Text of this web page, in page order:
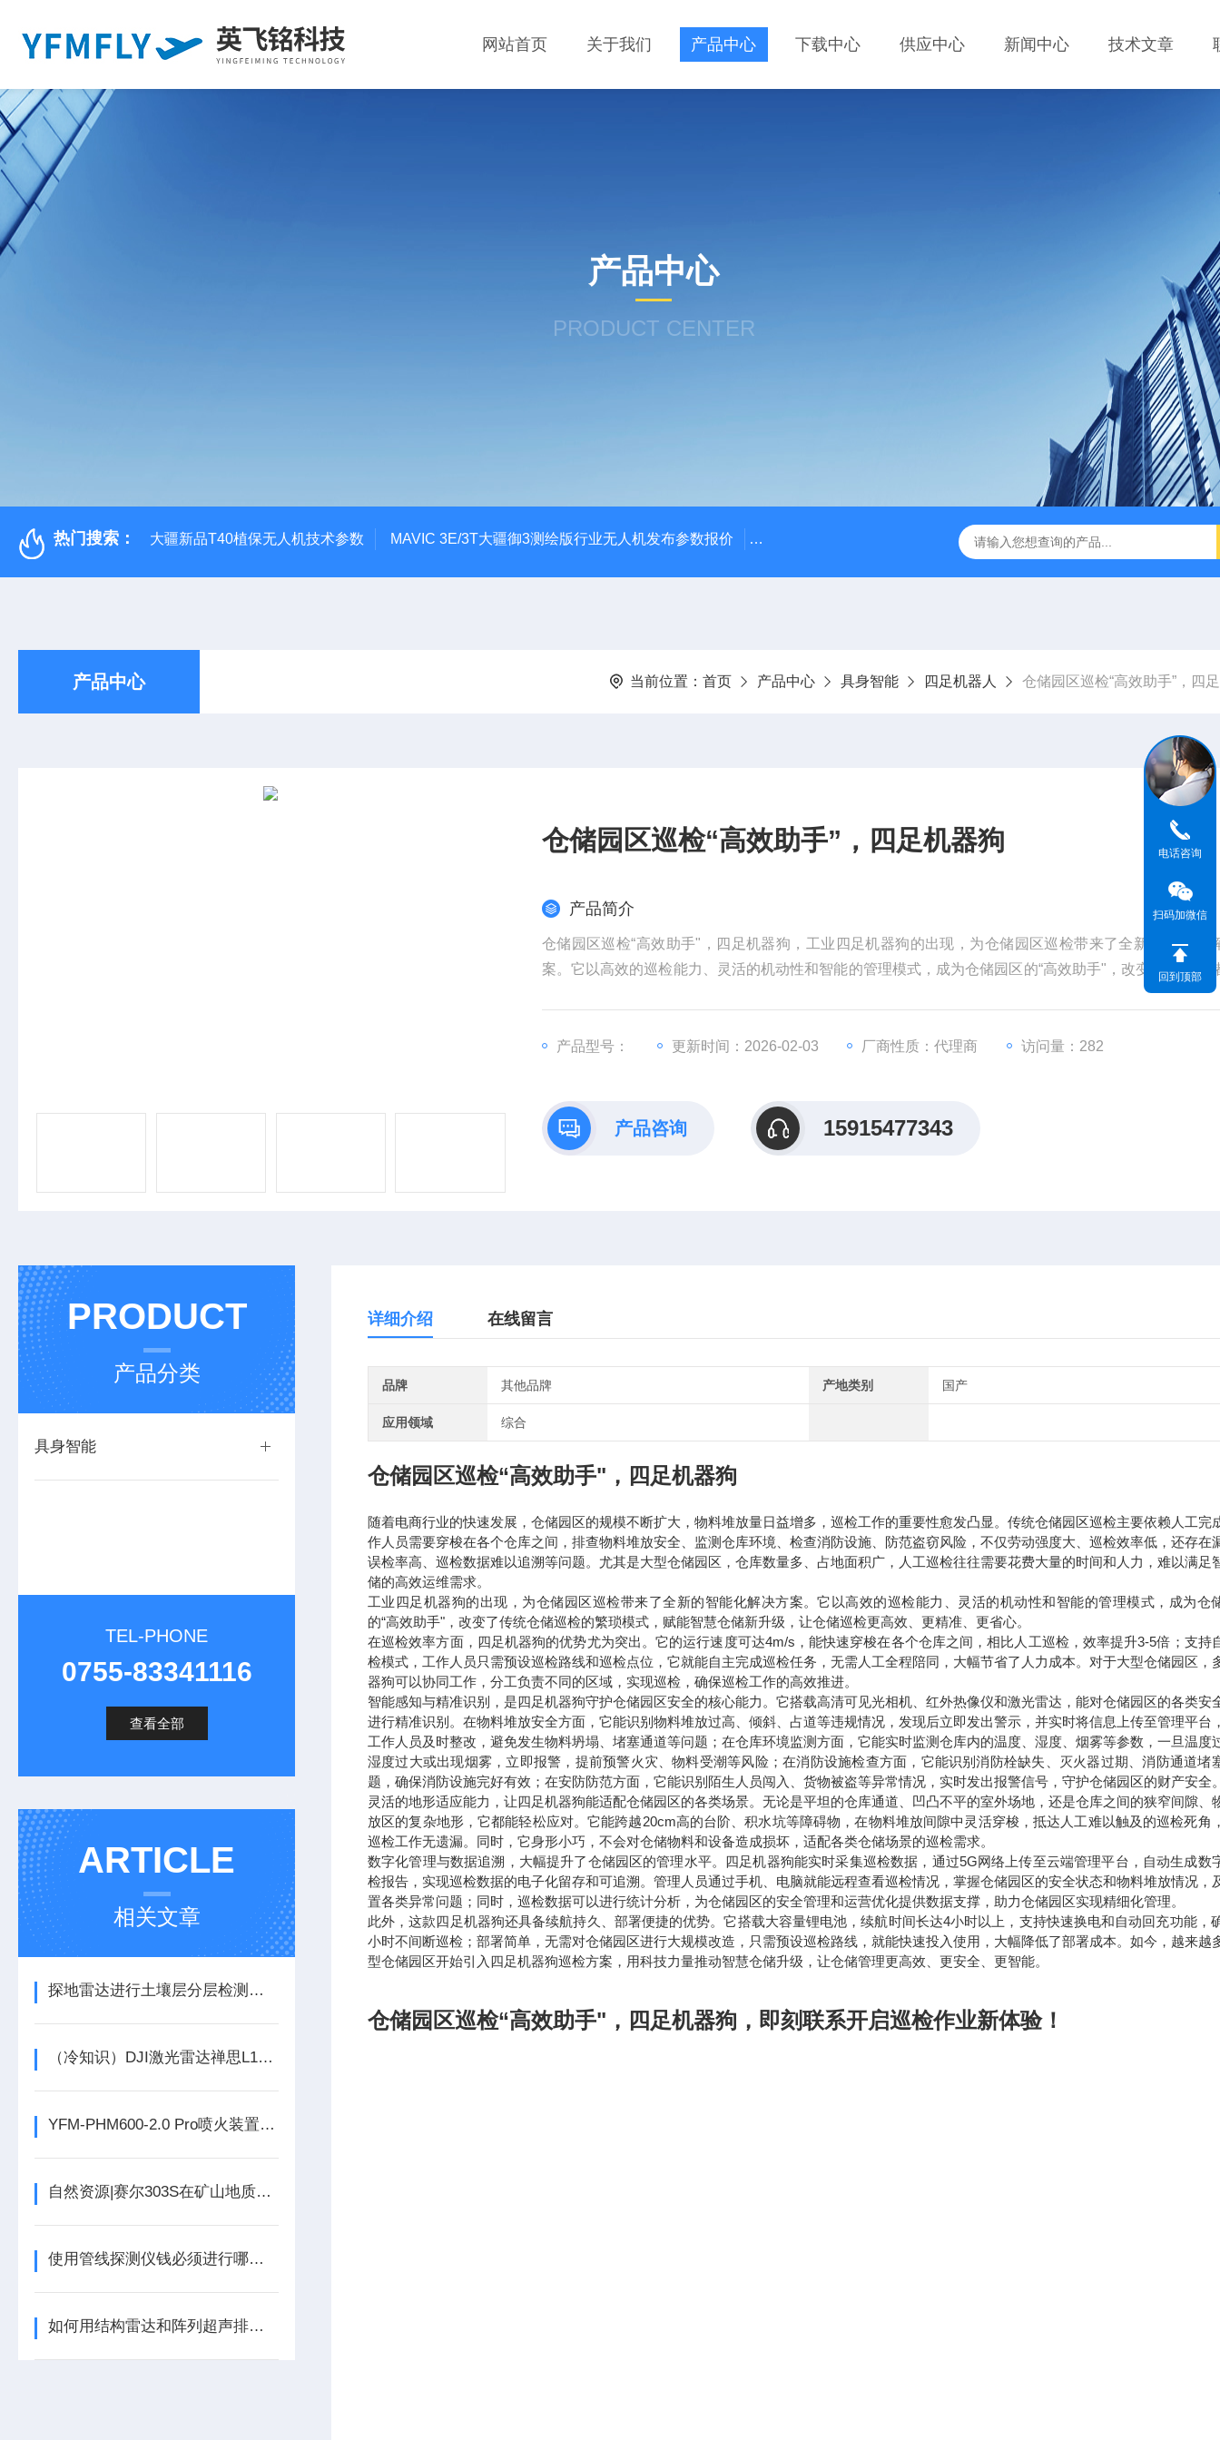
网站首页 关于我们 产品中心 下载中心 供应中心 新闻中心 技术文章
产品中心
PRODUCT CENTER
热门搜索： 大疆新品T40植保无人机技术参数 MAVIC 3E/3T大疆御3测绘版行业无人机发布参数报价 大疆升级版M350RTK行业无人机规格参数 Mavic 3T大疆热红外相
产品中心 当前位置： 首页 产品中心 具身智能 四足机器人 仓储园区巡检“高效助手”，四
仓储园区巡检“高效助手”，四足机器狗
产品简介
仓储园区巡检“高效助手"，四足机器狗，工业四足机器狗的出现，为仓储园区巡检带来了全新的智能化
案。它以高效的巡检能力、灵活的机动性和智能的管理模式，成为仓储园区的“高效助手"，改变了传统仓
产品型号： 更新时间：2026-02-03 厂商性质：代理商 访问量：282
产品咨询 15915477343
PRODUCT
产品分类
具身智能
TEL-PHONE
0755-83341116
查看全部
ARTICLE
相关文章
探地雷达进行土壤层分层检测和地质学分层/地平线映射
（冷知识）DJI激光雷达禅思L1外业三种作业模式
YFM-PHM600-2.0 Pro喷火装置技术参数
自然资源|赛尔303S在矿山地质环境保护测绘中的应用
使用管线探测仪钱必须进行哪些常规检查？
如何用结构雷达和阵列超声排查新建隧道渗水点？
详细介绍 在线留言
品牌 其他品牌 产地类别 国产
应用领域 综合
仓储园区巡检“高效助手"，四足机器狗
随着电商行业的快速发展，仓储园区的规模不断扩大，物料堆放量日益增多，巡检工作的重要性愈发凸显。传统仓储园区巡检主要依赖人工完
作人员需要穿梭在各个仓库之间，排查物料堆放安全、监测仓库环境、检查消防设施、防范盗窃风险，不仅劳动强度大、巡检效率低，还存在
误检率高、巡检数据难以追溯等问题。尤其是大型仓储园区，仓库数量多、占地面积广，人工巡检往往需要花费大量的时间和人力，难以满足
储的高效运维需求。
工业四足机器狗的出现，为仓储园区巡检带来了全新的智能化解决方案。它以高效的巡检能力、灵活的机动性和智能的管理模式，成为仓
的“高效助手"，改变了传统仓储巡检的繁琐模式，赋能智慧仓储新升级，让仓储巡检更高效、更精准、更省心。
在巡检效率方面，四足机器狗的优势尤为突出。它的运行速度可达4m/s，能快速穿梭在各个仓库之间，相比人工巡检，效率提升3-5倍；支持
检模式，工作人员只需预设巡检路线和巡检点位，它就能自主完成巡检任务，无需人工全程陪同，大幅节省了人力成本。对于大型仓储园区，
器狗可以协同工作，分工负责不同的区域，实现巡检，确保巡检工作的高效推进。
智能感知与精准识别，是四足机器狗守护仓储园区安全的核心能力。它搭载高清可见光相机、红外热像仪和激光雷达，能对仓储园区的各类安
进行精准识别。在物料堆放安全方面，它能识别物料堆放过高、倾斜、占道等违规情况，发现后立即发出警示，并实时将信息上传至管理平台
工作人员及时整改，避免发生物料坍塌、堵塞通道等问题；在仓库环境监测方面，它能实时监测仓库内的温度、湿度、烟雾等参数，一旦温度
湿度过大或出现烟雾，立即报警，提前预警火灾、物料受潮等风险；在消防设施检查方面，它能识别消防栓缺失、灭火器过期、消防通道堵
题，确保消防设施完好有效；在安防防范方面，它能识别陌生人员闯入、货物被盗等异常情况，实时发出报警信号，守护仓储园区的财产安全
灵活的地形适应能力，让四足机器狗能适配仓储园区的各类场景。无论是平坦的仓库通道、凹凸不平的室外场地，还是仓库之间的狭窄间隙、
放区的复杂地形，它都能轻松应对。它能跨越20cm高的台阶、积水坑等障碍物，在物料堆放间隙中灵活穿梭，抵达人工难以触及的巡检死角
巡检工作无遗漏。同时，它身形小巧，不会对仓储物料和设备造成损坏，适配各类仓储场景的巡检需求。
数字化管理与数据追溯，大幅提升了仓储园区的管理水平。四足机器狗能实时采集巡检数据，通过5G网络上传至云端管理平台，自动生成数
检报告，实现巡检数据的电子化留存和可追溯。管理人员通过手机、电脑就能远程查看巡检情况，掌握仓储园区的安全状态和物料堆放情况，
置各类异常问题；同时，巡检数据可以进行统计分析，为仓储园区的安全管理和运营优化提供数据支撑，助力仓储园区实现精细化管理。
此外，这款四足机器狗还具备续航持久、部署便捷的优势。它搭载大容量锂电池，续航时间长达4小时以上，支持快速换电和自动回充功能，
小时不间断巡检；部署简单，无需对仓储园区进行大规模改造，只需预设巡检路线，就能快速投入使用，大幅降低了部署成本。如今，越来越
型仓储园区开始引入四足机器狗巡检方案，用科技力量推动智慧仓储升级，让仓储管理更高效、更安全、更智能。
仓储园区巡检“高效助手"，四足机器狗 ，即刻联系开启巡检作业新体验！
电话咨询
扫码加微信
回到顶部